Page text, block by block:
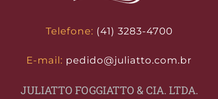
Telefone: (41) 3283-4700
E-mail: pedido@juliatto.com.br
JULIATTO FOGGIATTO & CIA. LTDA.